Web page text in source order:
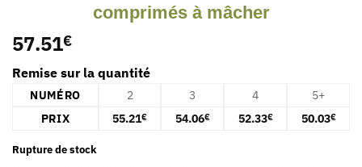
comprimés à mâcher
57.51€
Remise sur la quantité
NUMÉRO 2 3 4
5+
PRIX
55.21€ 54.06€ 52.33€ 50.03€
Rupture de stock